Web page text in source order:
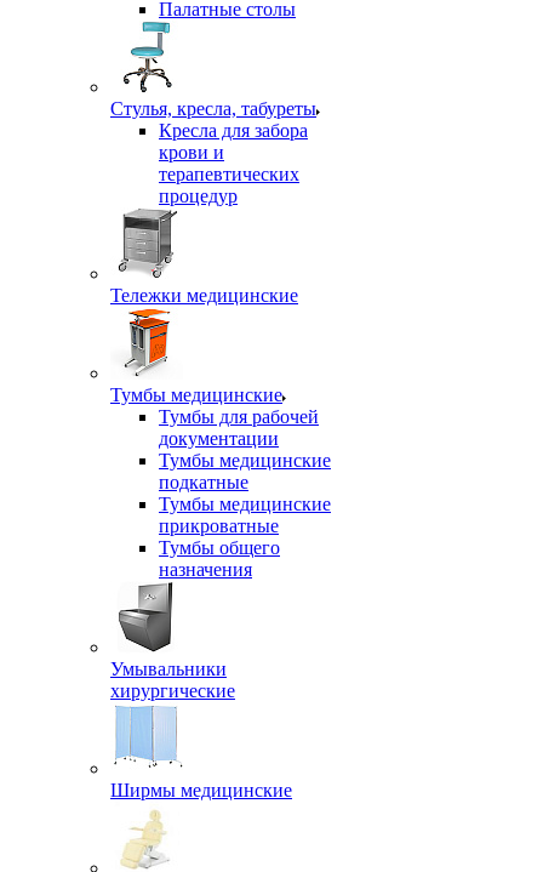
Палатные столы
Стулья, кресла, табуреты
Кресла для забора
крови и
терапевтических
процедур
Тележки медицинские
Тумбы медицинские
Тумбы для рабочей
документации
Тумбы медицинские
подкатные
Тумбы медицинские
прикроватные
Тумбы общего
назначения
Умывальники
хирургические
Ширмы медицинские